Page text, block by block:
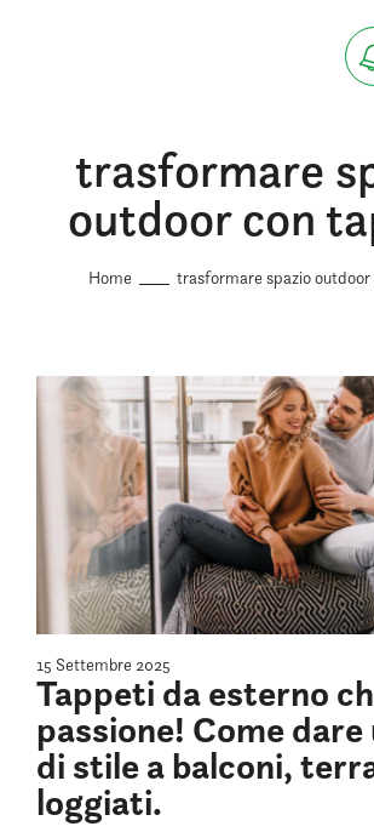
trasformare
outdoor con
Home trasformare spazio
15 Settembre 2025
Tappeti da esterno
passione! Come
di stile a balconi,
loggiati.